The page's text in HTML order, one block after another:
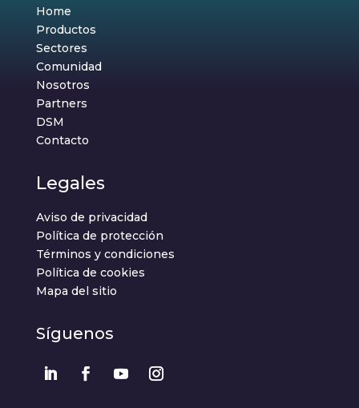
Home
Productos
Sectores
Comunidad
Nosotros
Partners
DSM
Contacto
Legales
Aviso de privacidad
Política de protección
Términos y condiciones
Política de cookies
Mapa del sitio
Síguenos